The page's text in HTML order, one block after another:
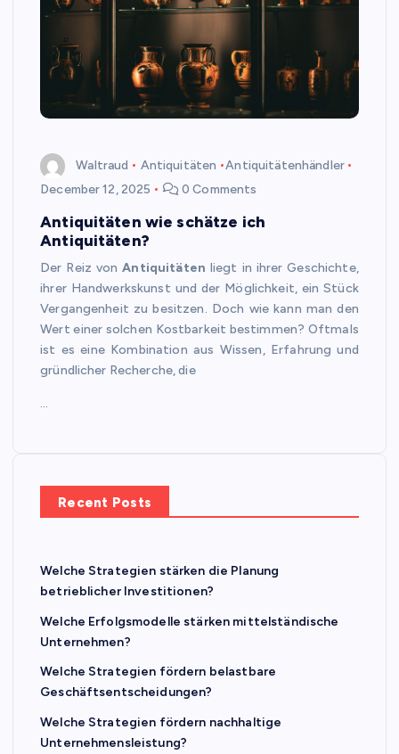
Waltraud Antiquitäten
Antiquitätenhändler
December 12, 2025
0 Comments
Antiquitäten wie schätze ich
Antiquitäten?
Der Reiz vonAntiquitäten liegt in ihrer Geschichte,
ihrer Handwerkskunst und der Möglichkeit, ein Stück
Vergangenheit zu besitzen. Doch wie kann man den
Wert einer solchen Kostbarkeit bestimmen? Oftmals
ist es eine Kombination aus Wissen, Erfahrung und
gründlicher Recherche, die
…
Recent Posts
Welche Strategien stärken die Planung
betrieblicher Investitionen?
Welche Erfolgsmodelle stärken mittelständische
Unternehmen?
Welche Strategien fördern belastbare
Geschäftsentscheidungen?
Welche Strategien fördern nachhaltige
Unternehmensleistung?